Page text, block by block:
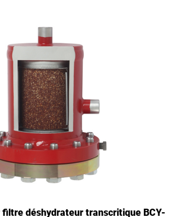
filtre déshydrateur transcritique BCY-